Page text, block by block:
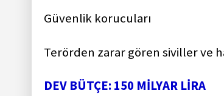
Güvenlik korucuları
Terörden zarar gören siviller ve
DEV BÜTÇE: 150 MİLYAR LİRA